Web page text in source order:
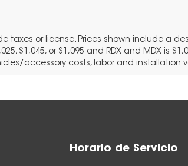
taxes or license. Prices shown include a
$1,045, or $1,095 and RDX and MDX is
accessory costs, labor and installation
Horario de Servicio